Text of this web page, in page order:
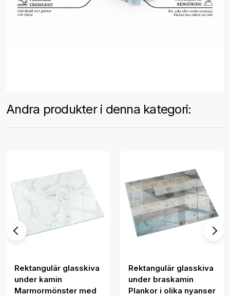
Andra produkter i denna kategori:
Rektangulär glasskiva
under kamin
Marmormönster med
Rektangulär glasskiva
under braskamin
Plankor i olika nyanser